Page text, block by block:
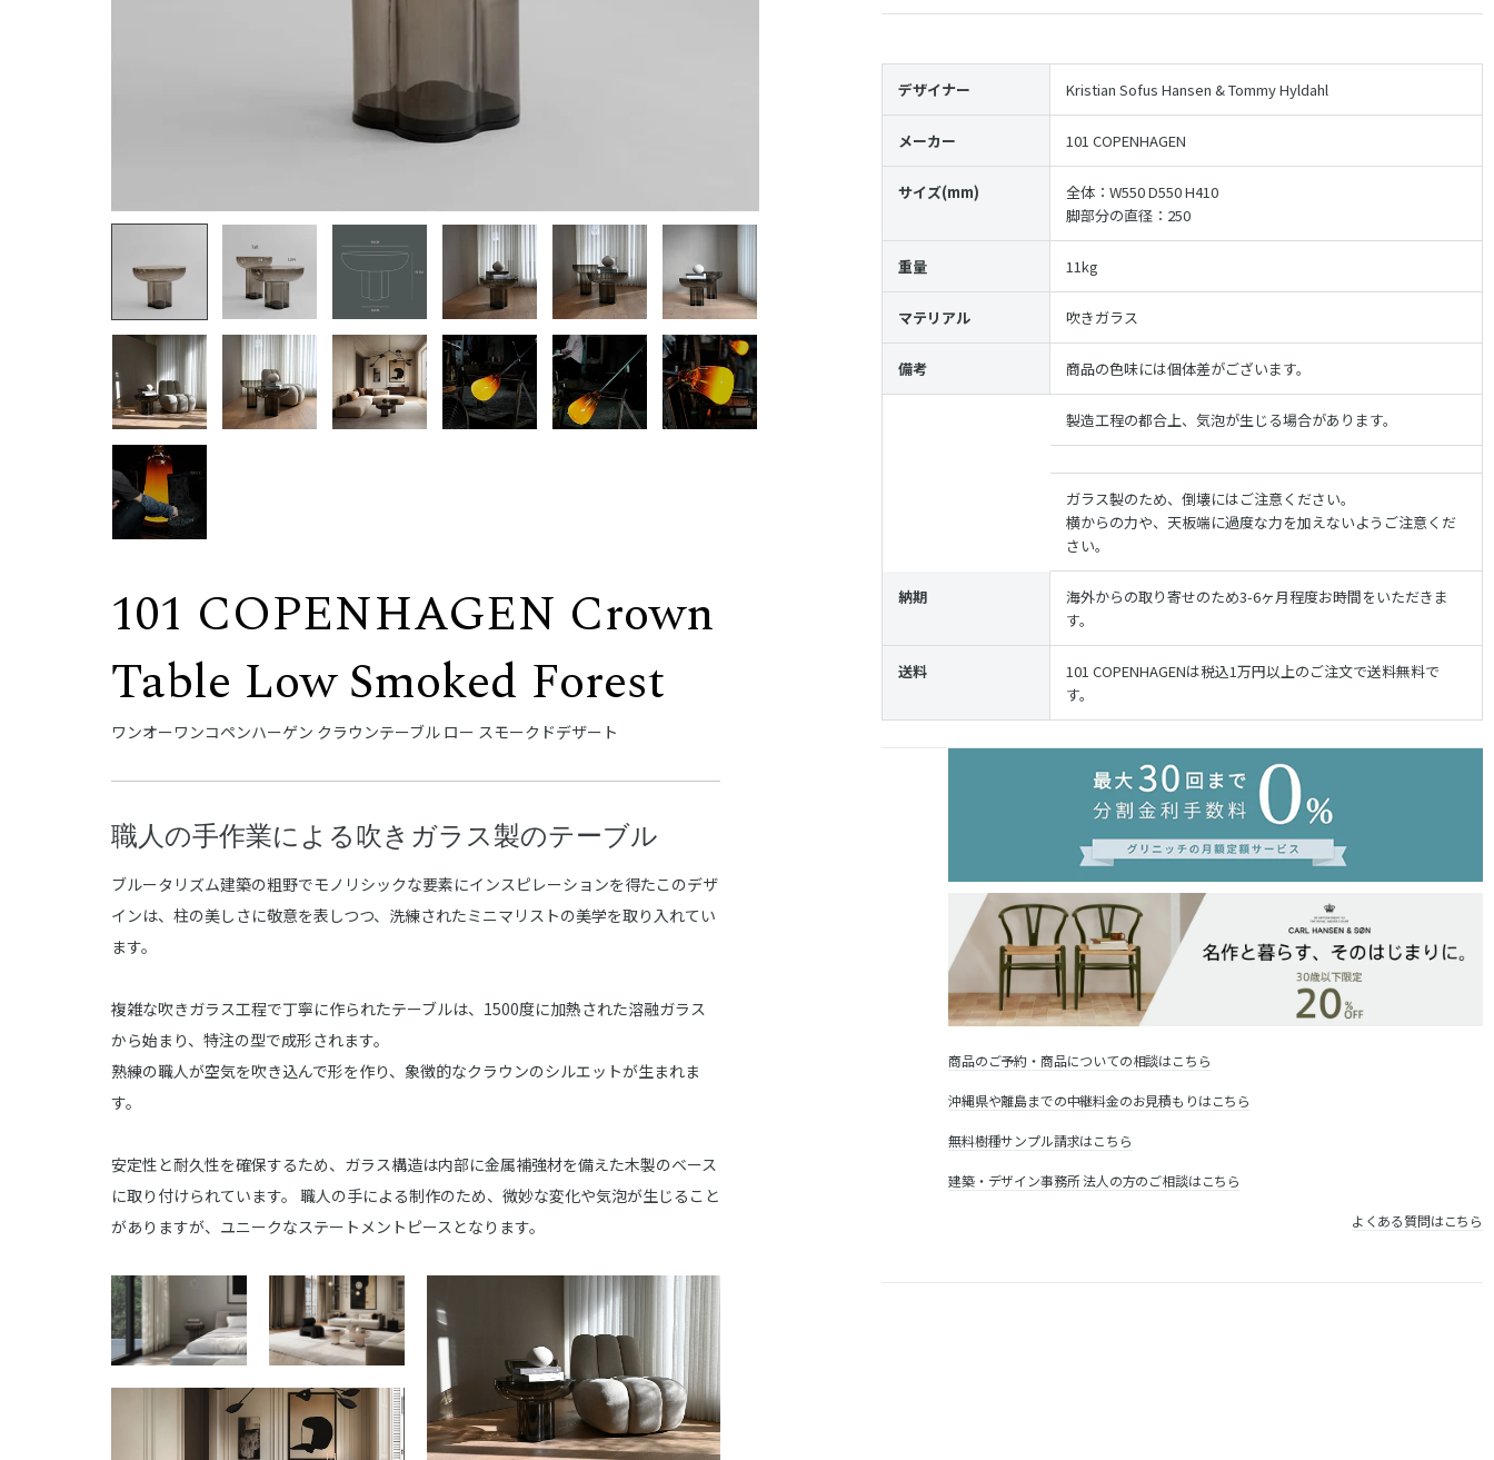
101 COPENHAGEN Crown
Table Low Smoked Forest
ワンオーワンコペンハーゲン クラウンテーブル ロー スモークドデザート
職人の手作業による吹きガラス製のテーブル
ブルータリズム建築の粗野でモノリシックな要素にインスピレーションを得たこのデザ
インは、柱の美しさに敬意を表しつつ、洗練されたミニマリストの美学を取り入れてい
ます。
複雑な吹きガラス工程で丁寧に作られたテーブルは、1500度に加熱された溶融ガラス
から始まり、特注の型で成形されます。
熟練の職人が空気を吹き込んで形を作り、象徴的なクラウンのシルエットが生まれま
す。
安定性と耐久性を確保するため、ガラス構造は内部に金属補強材を備えた木製のベース
に取り付けられています。 職人の手による制作のため、微妙な変化や気泡が生じること
がありますが、ユニークなステートメントピースとなります。
デザイナー Kristian Sofus Hansen & Tommy Hyldahl
メーカー 101 COPENHAGEN
サイズ(mm)
全体：W550 D550 H410
脚部分の直径：250
重量 11kg
マテリアル 吹きガラス
備考 商品の色味には個体差がございます。
製造工程の都合上、気泡が生じる場合があります。
ガラス製のため、倒壊にはご注意ください。
横からの力や、天板端に過度な力を加えないようご注意くだ
さい。
納期
海外からの取り寄せのため3-6ヶ月程度お時間をいただきま
す。
送料
101 COPENHAGENは税込1万円以上のご注文で送料無料で
す。
商品のご予約・商品についての相談はこちら
沖縄県や離島までの中継料金のお見積もりはこちら
無料樹種サンプル請求はこちら
建築・デザイン事務所 法人の方のご相談はこちら
よくある質問はこちら